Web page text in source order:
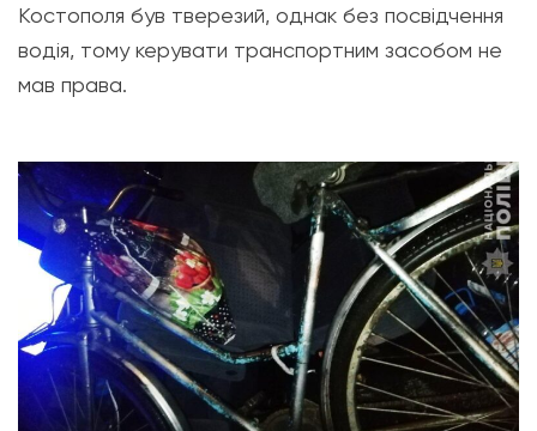
Костополя був тверезий, однак без посвідчення
водія, тому керувати транспортним засобом не
мав права.